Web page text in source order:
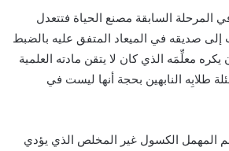
المرحلة السابقة مصنع الحياة فتتعدل
إلى صديقه في الميعاد المتفق عليه بالضبط
يكره معلِّمَه الذي كان لا يتقن مادته العلمية
طلابِه النابهين بحجة أنها ليست في
المهمل الكسول غير المخلص الذي يؤدي